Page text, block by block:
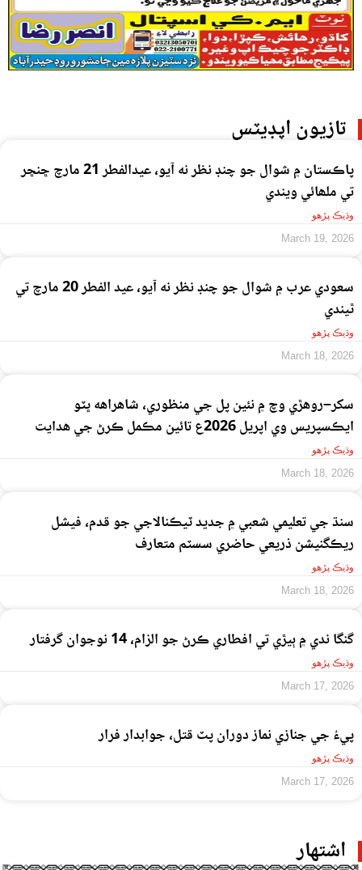
تازيون اپڊيٽس
پاڪستان ۾ شوال جو چنڊ نظر نه آيو، عيدالفطر 21 مارچ ڇنڇر
تي ملھائي ويندي
وڌيڪ پڙهو
March 19, 2026
سعودي عرب ۾ شوال جو چنڊ نظر نه آيو، عيد الفطر 20 مارچ تي
ٿيندي
وڌيڪ پڙهو
March 18, 2026
سکر–روهڙي وچ ۾ نئين پل جي منظوري، شاهراهه ڀٽو
ايڪسپريس وي اپريل 2026ع تائين مڪمل ڪرڻ جي هدايت
وڌيڪ پڙهو
March 18, 2026
سنڌ جي تعليمي شعبي ۾ جديد ٽيڪنالاجي جو قدم، فيشل
ريڪگنيشن ذريعي حاضري سسٽم متعارف
وڌيڪ پڙهو
March 18, 2026
گنگا ندي ۾ ٻيڙي تي افطاري ڪرڻ جو الزام، 14 نوجوان گرفتار
وڌيڪ پڙهو
March 17, 2026
پيءُ جي جنازي نماز دوران پٽ قتل، جوابدار فرار
وڌيڪ پڙهو
March 17, 2026
اشتهار